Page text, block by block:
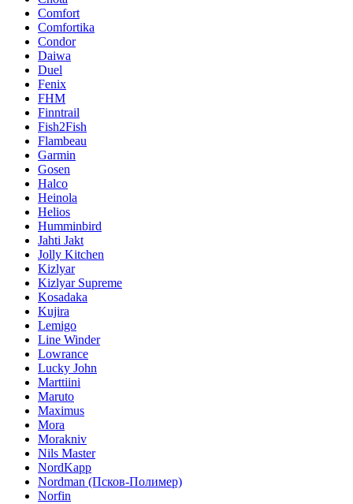
Comfort
Comfortika
Condor
Daiwa
Duel
Fenix
FHM
Finntrail
Fish2Fish
Flambeau
Garmin
Gosen
Halco
Heinola
Helios
Humminbird
Jahti Jakt
Jolly Kitchen
Kizlyar
Kizlyar Supreme
Kosadaka
Kujira
Lemigo
Line Winder
Lowrance
Lucky John
Marttiini
Maruto
Maximus
Mora
Morakniv
Nils Master
NordKapp
Nordman (Псков-Полимер)
Norfin